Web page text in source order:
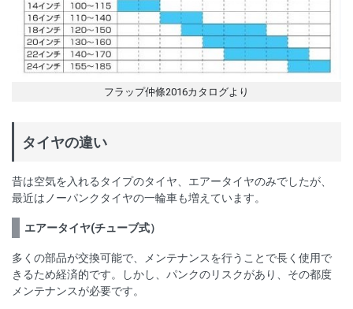
フラップ仲條2016カタログより
タイヤの違い
昔は空気を入れるタイプのタイヤ、エアータイヤのみでしたが、
最近はノーパンクタイヤの一輪車も増えています。
エアータイヤ(チューブ式）
多くの部品が交換可能で、メンテナンスを行うことで長く使用で
きるため経済的です。しかし、パンクのリスクがあり、その都度
メンテナンスが必要です。